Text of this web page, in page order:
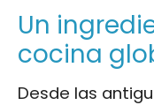
Un
cocina
Desde las